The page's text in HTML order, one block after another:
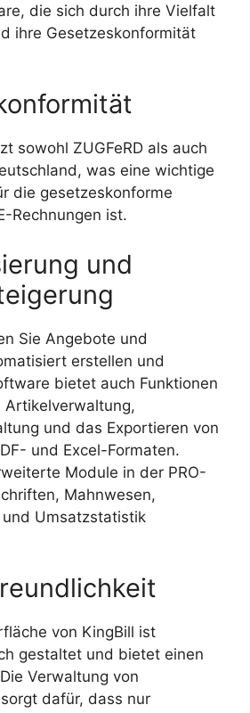
die sich durch ihre Vielfalt
ihre Gesetzeskonformität
sowohl ZUGFeRD als auch
was eine wichtige
die gesetzeskonforme
Rechnungen ist.
und
Sie Angebote und
erstellen und
bietet auch Funktionen
und das Exportieren von
und Excel-Formaten.
Module in der PRO-
Mahnwesen,
Umsatzstatistik
von KingBill ist
gestaltet und bietet einen
Verwaltung von
dafür, dass nur